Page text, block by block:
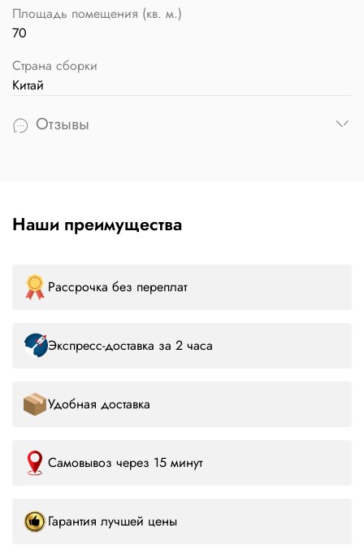
Площадь помещения (кв. м.)
70
Страна сборки
Китай
Отзывы
Наши преимущества
Рассрочка без переплат
Экспресс-доставка за 2 часа
Удобная доставка
Самовывоз через 15 минут
Гарантия лучшей цены